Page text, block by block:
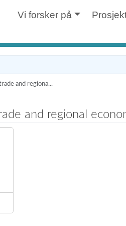
Vi forsker på
and regiona...
and regional